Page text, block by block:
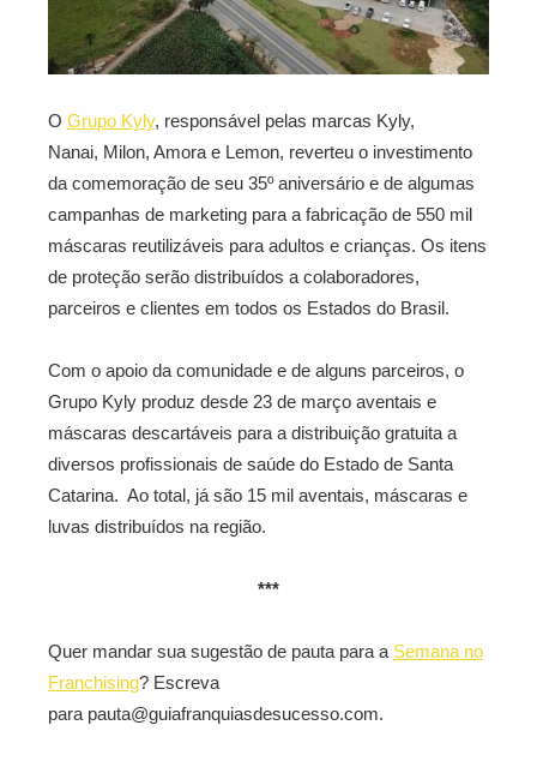
O Grupo Kyly, responsável pelas marcas Kyly,
Nanai, Milon, Amora e Lemon, reverteu o investimento
da comemoração de seu 35º aniversário e de algumas
campanhas de marketing para a fabricação de 550 mil
máscaras reutilizáveis para adultos e crianças. Os itens
de proteção serão distribuídos a colaboradores,
parceiros e clientes em todos os Estados do Brasil.
Com o apoio da comunidade e de alguns parceiros, o
Grupo Kyly produz desde 23 de março aventais e
máscaras descartáveis para a distribuição gratuita a
diversos profissionais de saúde do Estado de Santa
Catarina. Ao total, já são 15 mil aventais, máscaras e
luvas distribuídos na região.
***
Quer mandar sua sugestão de pauta para a Semana no
Franchising? Escreva
para pauta@guiafranquiasdesucesso.com.